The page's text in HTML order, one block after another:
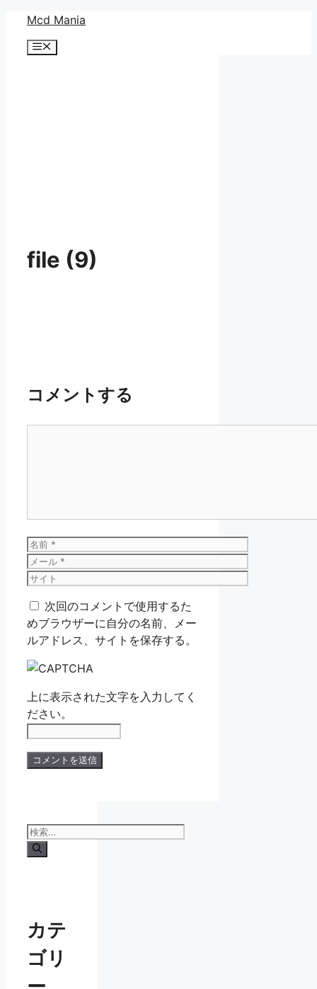
Mcd Mania
メ
file (9)
コメントする
名
前
メ
ー
サ
ト 次回のコメントで使用するた
めブラウザーに自分の名前、メー
ルアドレス、サイトを保存する。
上に表示された文字を入力してく
ださい。
検
索:
カテ
ゴリ